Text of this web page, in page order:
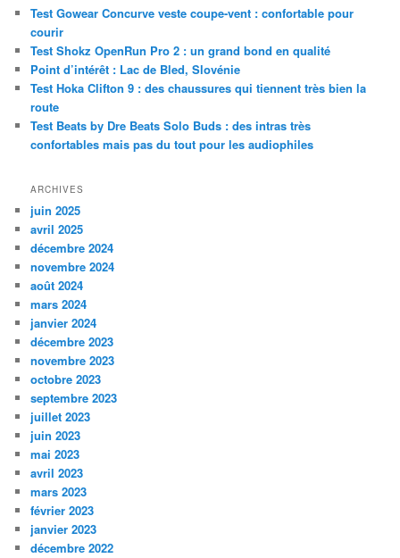
r
c
h
e
Test Gowear Concurve veste coupe-vent : confortable pour
courir
Test Shokz OpenRun Pro 2 : un grand bond en qualité
Point d’intérêt : Lac de Bled, Slovénie
Test Hoka Clifton 9 : des chaussures qui tiennent très bien la
route
Test Beats by Dre Beats Solo Buds : des intras très
confortables mais pas du tout pour les audiophiles
ARCHIVES
juin 2025
avril 2025
décembre 2024
novembre 2024
août 2024
mars 2024
janvier 2024
décembre 2023
novembre 2023
octobre 2023
septembre 2023
juillet 2023
juin 2023
mai 2023
avril 2023
mars 2023
février 2023
janvier 2023
décembre 2022